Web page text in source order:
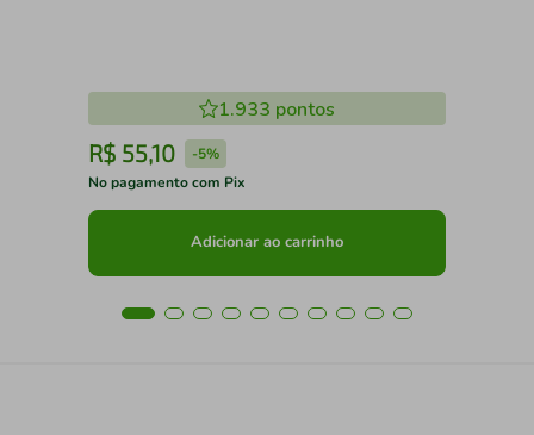
1.933 pontos
R$ 55,10 -5%
No pagamento com Pix
Adicionar ao carrinho